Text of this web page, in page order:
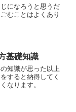
になろうと思うだ
むことはよくあり
基礎知識
知識が思った以上
すると納得してく
なります。